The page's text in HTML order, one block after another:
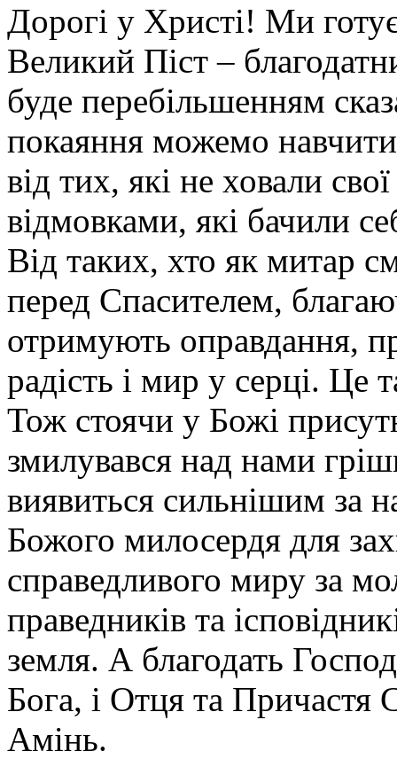
Дорогі у Христі! Ми
Великий Піст –
буде перебільшенням
покаяння можемо
від тих, які не ховали
відмовками, які бачили
Від таких, хто як митар
перед Спасителем,
отримують оправдання,
радість і мир у серці. Це
Тож стоячи у Божі
змилувався над нами
виявиться сильнішим за
Божого милосердя для
справедливого миру за
праведників та
земля. А благодать
Бога, і Отця та Причастя
Амінь.